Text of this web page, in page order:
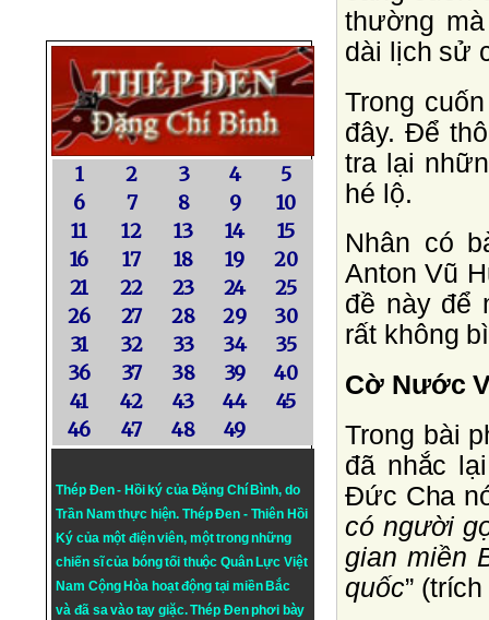
1 2 3 4
5
6
7 8 9
10
11
12 13 14
15
16
17 18 19
20
21
22 23 24
25
26
27 28 29
30
31
32 33 34
35
36
37 38 39
40
41
42 43 44
45
46
47 48 49
Thép Đen - Hồi ký của Đặng Chí Bình, do
Trần Nam thực hiện.Thép Đen - Thiên Hồi
Ký của một điện viên, một trong những
chiến sĩ của bóng tối thuộc Quân Lực Việt
Nam Cộng Hòa hoạt động tại miền Bắc
và đã sa vào tay giặc. Thép Đen phơi bày
thường
dài lịch sử
Trong
đây. Ðể
tra lại
hé lộ.
Nhân có
Anton Vũ
đề này để
rất không
Cờ Nước
Trong bài
đã nhắc
Ðức Cha
có người
gian miền
quốc”